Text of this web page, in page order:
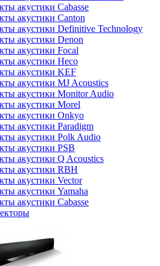
акустики Cabasse
акустики Canton
акустики Definitive Technology
акустики Denon
акустики Focal
акустики Heco
акустики KEF
акустики MJ Acoustics
акустики Monitor Audio
акустики Morel
акустики Onkyo
акустики Paradigm
акустики Polk Audio
акустики PSB
акустики Q Acoustics
акустики RBH
акустики Vector
акустики Yamaha
акустики Сabasse